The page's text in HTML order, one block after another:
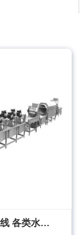
水果清洗风干生产线 各类水果蔬菜清洗风干